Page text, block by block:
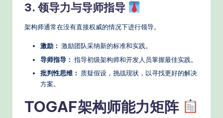
3. 领导力与导师指导
架构师通常在没有直接权威的情况下进行领导。
激励： 激励团队采纳新的标准和实践。
导师指导： 指导初级架构师和开发人员掌握最佳实践。
批判性思维：
质疑假设，挑战现状，以寻找更好的解决
方案。
TOGAF架构师能力矩阵